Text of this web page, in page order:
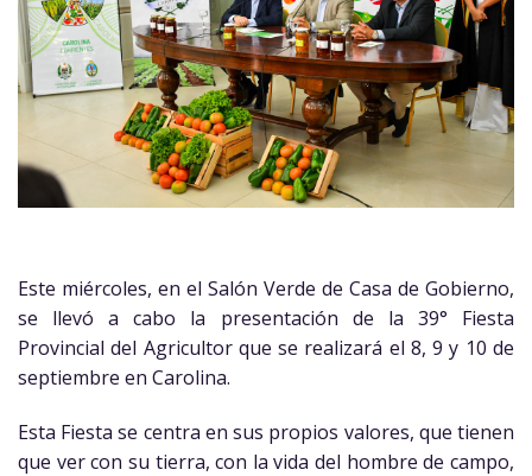
Este miércoles, en el Salón Verde de Casa de Gobierno,
se llevó a cabo la presentación de la 39° Fiesta
Provincial del Agricultor que se realizará el 8, 9 y 10 de
septiembre en Carolina.
Esta Fiesta se centra en sus propios valores, que tienen
que ver con su tierra, con la vida del hombre de campo,